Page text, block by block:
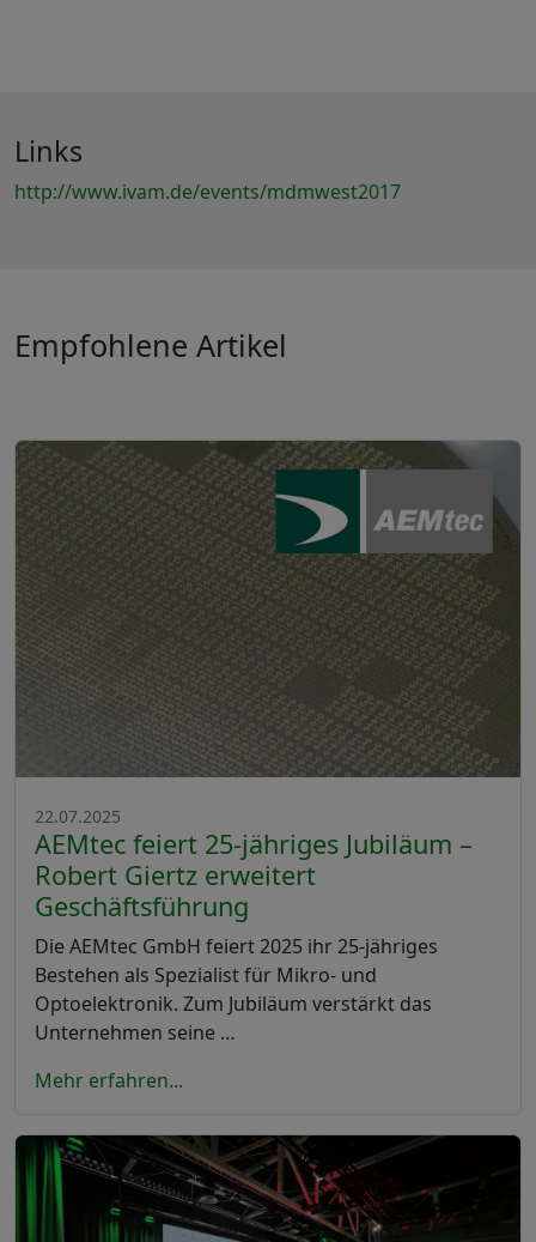
Links
http://www.ivam.de/events/mdmwest2017
Empfohlene Artikel
22.07.2025
AEMtec feiert 25-jähriges Jubiläum –
Robert Giertz erweitert
Geschäftsführung
Die AEMtec GmbH feiert 2025 ihr 25-jähriges
Bestehen als Spezialist für Mikro- und
Optoelektronik. Zum Jubiläum verstärkt das
Unternehmen seine …
Mehr erfahren...